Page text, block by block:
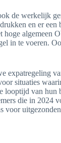
de werkelijk
en er een
hoge algemeen
in te voeren.
expatregeling
situaties
looptijd van hun
die in 2024
voor